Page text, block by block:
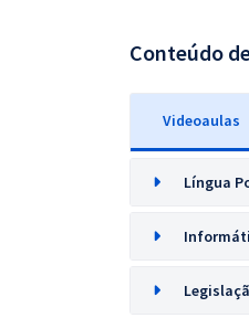
Conteúdo
Videoaulas
Língua